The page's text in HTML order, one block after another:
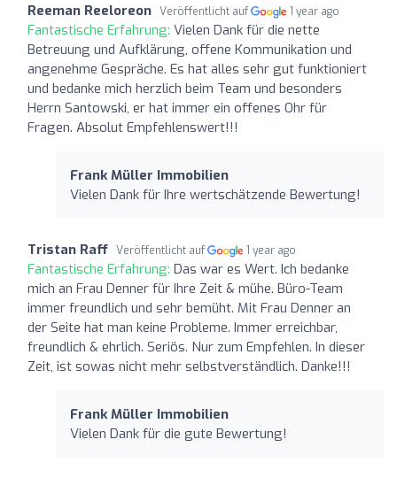
Reeman Reeloreon Veröffentlicht auf 1 year ago
Fantastische Erfahrung: Vielen Dank für die nette
Betreuung und Aufklärung, offene Kommunikation und
angenehme Gespräche. Es hat alles sehr gut funktioniert
und bedanke mich herzlich beim Team und besonders
Herrn Santowski, er hat immer ein offenes Ohr für
Fragen. Absolut Empfehlenswert!!!
Frank Müller Immobilien
Vielen Dank für Ihre wertschätzende Bewertung!
Tristan Raff Veröffentlicht auf 1 year ago
Fantastische Erfahrung: Das war es Wert. Ich bedanke
mich an Frau Denner für Ihre Zeit & mühe. Büro-Team
immer freundlich und sehr bemüht. Mit Frau Denner an
der Seite hat man keine Probleme. Immer erreichbar,
freundlich & ehrlich. Seriös. Nur zum Empfehlen. In dieser
Zeit, ist sowas nicht mehr selbstverständlich. Danke!!!
Frank Müller Immobilien
Vielen Dank für die gute Bewertung!